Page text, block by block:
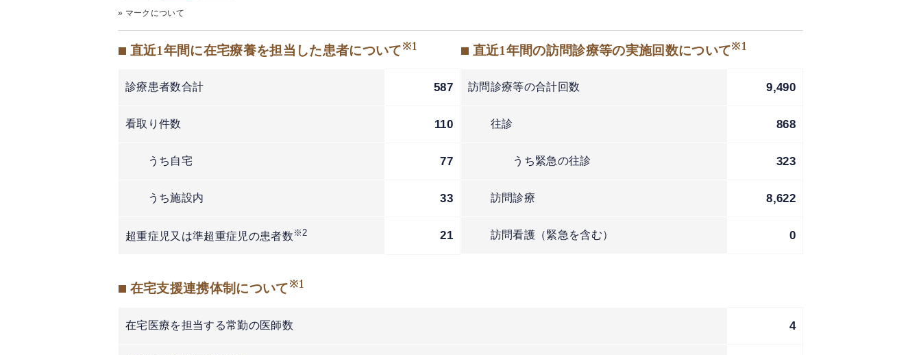
» マークについて
■ 直近1年間に在宅療養を担当した患者について※1
診療患者数合計 587
看取り件数 110
うち自宅 77
うち施設内 33
超重症児又は準超重症児の患者数 ※2 21
■ 直近1年間の訪問診療等の実施回数について※1
訪問診療等の合計回数 9,490
往診 868
うち緊急の往診 323
訪問診療 8,622
訪問看護（緊急を含む） 0
■ 在宅支援連携体制について※1
在宅医療を担当する常勤の医師数 4